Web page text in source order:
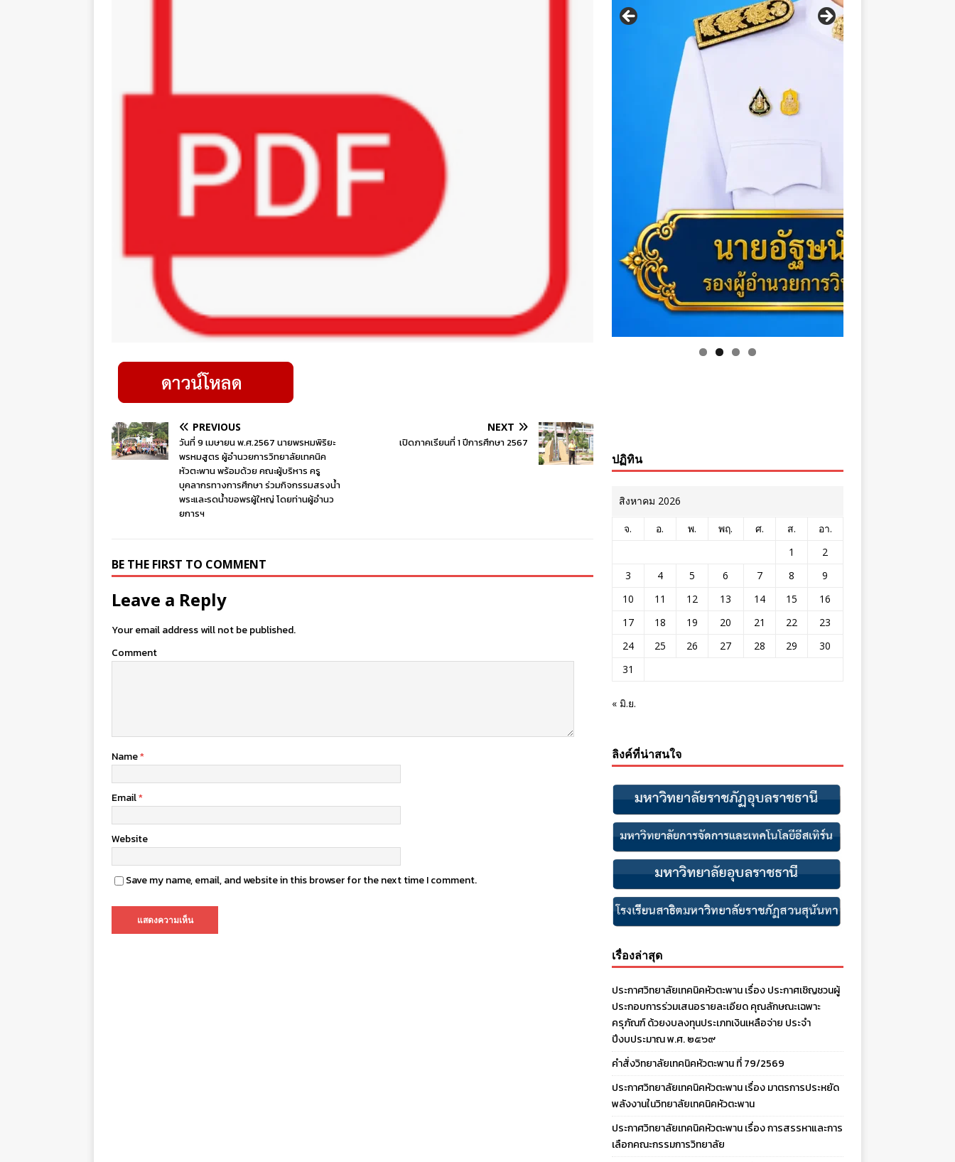
PREVIOUS
วันที่ 9 เมษายน พ.ศ.2567 นายพรหมพิริยะ
พรหมสูตร ผู้อำนวยการวิทยาลัยเทคนิค
หัวตะพาน พร้อมด้วย คณะผู้บริหาร ครู
บุคลากรทางการศึกษา ร่วมกิจกรรมสรงน้ำ
พระและรดน้ำขอพรผู้ใหญ่ โดยท่านผู้อำนว
ยการฯ
NEXT
เปิดภาคเรียนที่ 1 ปีการศึกษา 2567
BE THE FIRST TO COMMENT
Leave a Reply
Your email address will not be published.
Comment
Name*
Email*
Website
Save my name, email, and website in this browser for the next time I comment.
ปฏิทิน
สิงหาคม 2026
จ. อ. พ. พฤ. ศ. ส.
อา.
1
2
3
4 5 6 7 8
9
10
11 12 13 14 15
16
17
18 19 20 21 22
23
24
25 26 27 28 29
30
31
« มิ.ย.
ลิงค์ที่น่าสนใจ
เรื่องล่าสุด
ประกาศวิทยาลัยเทคนิคหัวตะพาน เรื่อง ประกาศเชิญชวนผู้
ประกอบการร่วมเสนอรายละเอียด คุณลักษณะเฉพาะ
ครุภัณฑ์ ด้วยงบลงทุนประเภทเงินเหลือจ่าย ประจํา
ปีงบประมาณ พ.ศ. ๒๕๖๙
คำสั่งวิทยาลัยเทคนิคหัวตะพาน ที่ 79/2569
ประกาศวิทยาลัยเทคนิคหัวตะพาน เรื่อง มาตรการประหยัด
พลังงานในวิทยาลัยเทคนิคหัวตะพาน
ประกาศวิทยาลัยเทคนิคหัวตะพาน เรื่อง การสรรหาและการ
เลือกคณะกรรมการวิทยาลัย